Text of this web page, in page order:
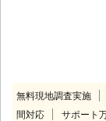
無料現地調査実施
間対応
サポート